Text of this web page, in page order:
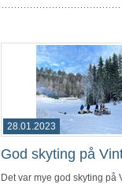
28.01.2023
God skyting på
Det var mye god skyting på